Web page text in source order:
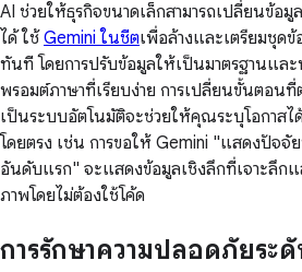
AI ช่วยให้ธุรกิจขนาดเล็กสามารถเปลี่ยนข้
ได้ ใช้ Gemini ในชีตเพื่อล้างและเตรียมชุดข้
ทันที โดยการปรับข้อมูลให้เป็นมาตรฐานและ
พรอมต์ภาษาที่เรียบง่าย การเปลี่ยนขั้นตอน
เป็นระบบอัตโนมัติจะช่วยให้คุณระบุโอกาสไ
โดยตรง เช่น การขอให้ Gemini "แสดงปัจจั
อันดับแรก" จะแสดงข้อมูลเชิงลึกที่เจาะลึก
ภาพโดยไม่ต้องใช้โค้ด
การรักษาความปลอดภัยระ